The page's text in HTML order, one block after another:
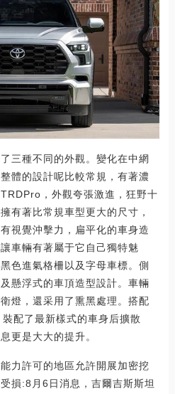
三種不同的外觀。變化在中網
體的設計呢比較常規，有著濃
，外觀夸張激進，狂野十
有著比常規車型更大的尺寸，
視覺沖擊力，扁平化的車身造
車輛有著屬于它自己獨特魅
色進氣格柵以及字母車標。側
懸浮式的車頂造型設計。車輛
燈，還采用了熏黑處理。搭配
配了最新樣式的車身后擴散
更是大大的提升。
力許可的地區允許開展加密挖
損:8月6日消息，吉爾吉斯斯坦